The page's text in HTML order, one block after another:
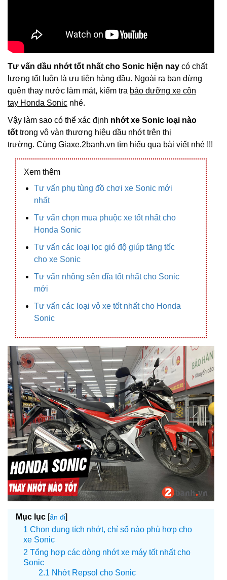
Tư vấn dầu nhớt tốt nhất cho Sonic hiện nay có chất
lượng tốt luôn là ưu tiên hàng đầu. Ngoài ra bạn đừng
quên thay nước làm mát, kiểm tra bảo dưỡng xe côn
tay Honda Sonic nhé.
Vậy làm sao có thể xác định nhớt xe Sonic loại nào
tốt trong vô vàn thương hiệu dầu nhớt trên thị
trường. Cùng Giaxe.2banh.vn tìm hiểu qua bài viết nhé !!!
Xem thêm
Tư vấn phụ tùng đồ chơi xe Sonic mới
nhất
Tư vấn chọn mua phuộc xe tốt nhất cho
Honda Sonic
Tư vấn các loại lọc gió độ giúp tăng tốc
cho xe Sonic
Tư vấn nhông sên dĩa tốt nhất cho Sonic
mới
Tư vấn các loại vỏ xe tốt nhất cho Honda
Sonic
Mục lục [ẩn đi]
Chọn dung tích nhớt, chỉ số nào phù hợp cho
xe Sonic
Tổng hợp các dòng nhớt xe máy tốt nhất cho
Sonic
Nhớt Repsol cho Sonic